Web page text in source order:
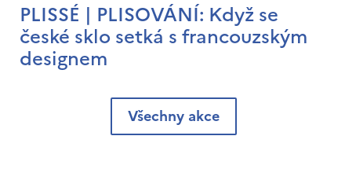
PLISSÉ | PLISOVÁNÍ: Když se
české sklo setká s francouzským
designem
Všechny akce